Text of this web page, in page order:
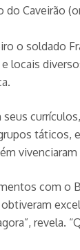
o
locais
táticos,
com